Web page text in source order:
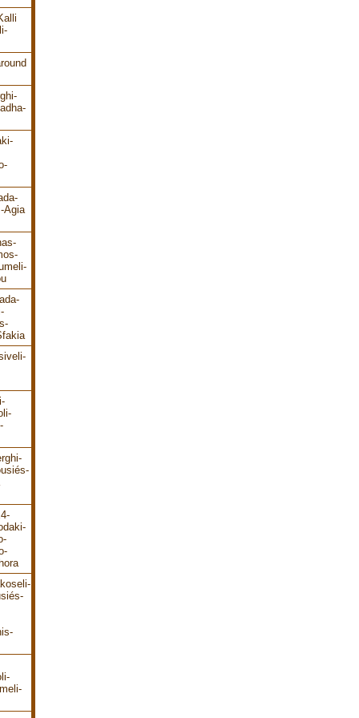
Agia